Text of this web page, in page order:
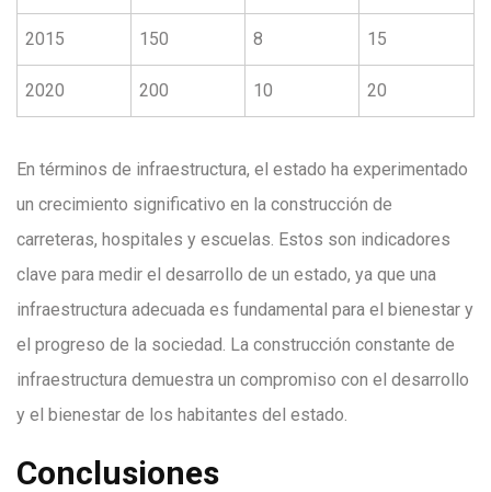
2015 150 8 15
2020 200 10 20
En términos de infraestructura, el estado ha experimentado
un crecimiento significativo en la construcción de
carreteras, hospitales y escuelas. Estos son indicadores
clave para medir el desarrollo de un estado, ya que una
infraestructura adecuada es fundamental para el bienestar y
el progreso de la sociedad. La construcción constante de
infraestructura demuestra un compromiso con el desarrollo
y el bienestar de los habitantes del estado.
Conclusiones